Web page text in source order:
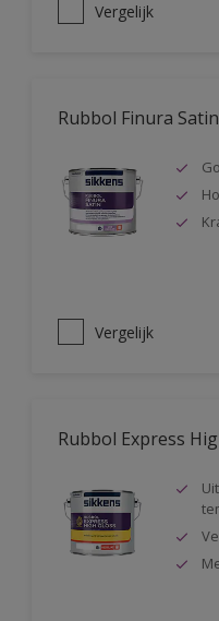
Vergelijk
Rubbol Finura Satin
Vergelijk
Rubbol Express